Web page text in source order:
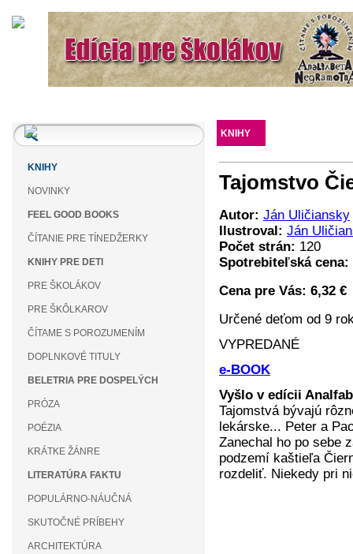
KNIHY
NOVINKY
FEEL GOOD BOOKS
ČÍTANIE PRE TÍNEDŽERKY
KNIHY PRE DETI
PRE ŠKOLÁKOV
PRE ŠKÔLKAROV
ČÍTAME S POROZUMENÍM
DOPLNKOVÉ TITULY
BELETRIA PRE DOSPELÝCH
PRÓZA
POÉZIA
KRÁTKE ŽÁNRE
LITERATÚRA FAKTU
POPULÁRNO-NÁUČNÁ
SKUTOČNÉ PRÍBEHY
ARCHITEKTÚRA
KNIHY
Tajomstvo
Autor: Ján Uličiansky
Ilustroval: Ján
Počet strán: 120
Spotrebiteľská cena:
Cena pre Vás: 6,32 €
Určené deťom od 9
VYPREDANÉ
e-BOOK
Vyšlo v edícii
Tajomstvá bývajú
lekárske... Peter a
Zanechal ho po sebe
podzemí kaštieľa
rozdeliť. Niekedy pri